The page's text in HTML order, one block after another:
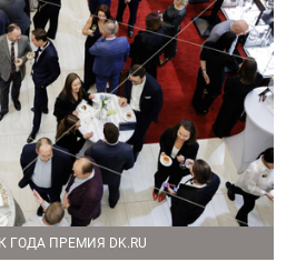
ГОДА ПРЕМИЯ DK.RU